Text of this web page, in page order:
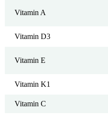
Vitamin A
Vitamin D3
Vitamin E
Vitamin K1
Vitamin C